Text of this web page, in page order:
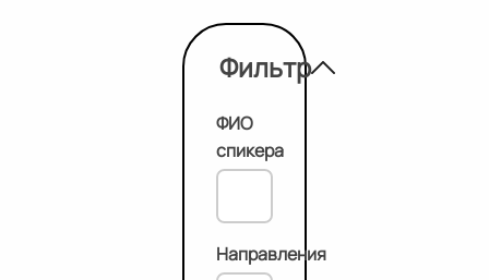
Фильтр
ФИО
спикера
Направления